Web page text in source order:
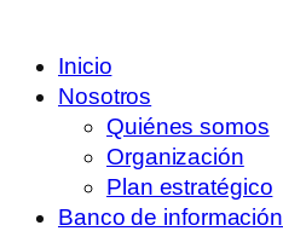
Inicio
Nosotros
Quiénes somos
Organización
Plan estratégico
Banco de información